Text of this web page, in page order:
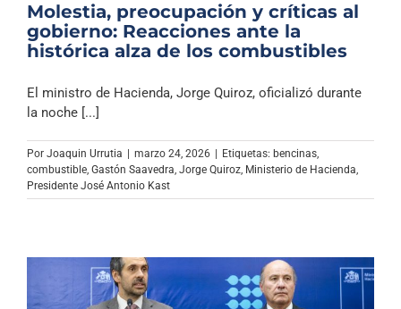
Molestia, preocupación y críticas al
gobierno: Reacciones ante la
histórica alza de los combustibles
El ministro de Hacienda, Jorge Quiroz, oficializó durante
la noche [...]
Por Joaquin Urrutia marzo 24, 2026 Etiquetas: bencinas,
combustible, Gastón Saavedra, Jorge Quiroz, Ministerio de Hacienda,
Presidente José Antonio Kast